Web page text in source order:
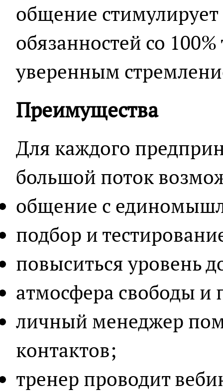
общение
обязанностей со
уверенным
Преимущества
Для каждого
большой поток
общение с
подбор и
повыситься уровень
атмосфера свободы и
личный менеджер
контактов;
тренер проводит